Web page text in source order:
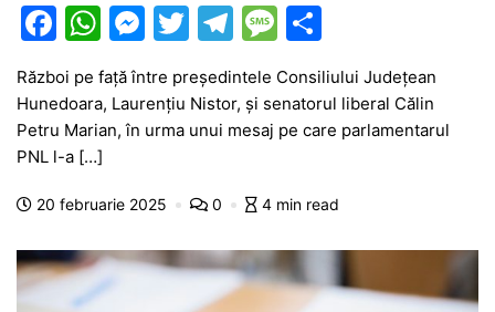
F
a
c
e
b
o
k
W
h
at
s
A
p
M
s
s
n
er
T
itt
er
T
e
gr
m
M
s
s
g
ar
ta
je
z
Război pe față între președintele Consiliului Județean
Hunedoara, Laurențiu Nistor, și senatorul liberal Călin
Petru Marian, în urma unui mesaj pe care parlamentarul
PNL l-a […]
20 februarie 2025 0 4 min read